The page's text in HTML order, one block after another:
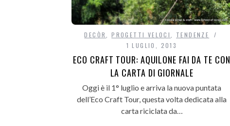
DECÒR ,PROGETTI VELOCI
TENDENZE
1 LUGLIO, 2013
ECO CRAFT TOUR: AQUILONE FAI DA TE CON
LA CARTA DI GIORNALE
Oggi è il 1° luglio e arriva la nuova puntata
dell’Eco Craft Tour, questa volta dedicata alla
carta riciclata da…